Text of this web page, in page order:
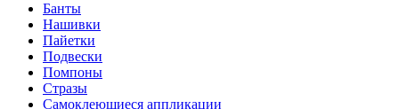
Банты
Нашивки
Пайетки
Подвески
Помпоны
Стразы
Самоклеющиеся аппликации